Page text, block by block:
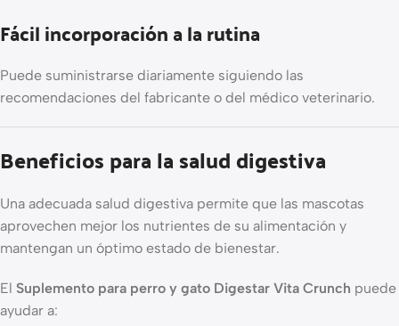
Fácil incorporación a la rutina
Puede suministrarse diariamente siguiendo las
recomendaciones del fabricante o del médico veterinario.
Beneficios para la salud digestiva
Una adecuada salud digestiva permite que las mascotas
aprovechen mejor los nutrientes de su alimentación y
mantengan un óptimo estado de bienestar.
El Suplemento para perro y gato Digestar Vita Crunch puede
ayudar a: